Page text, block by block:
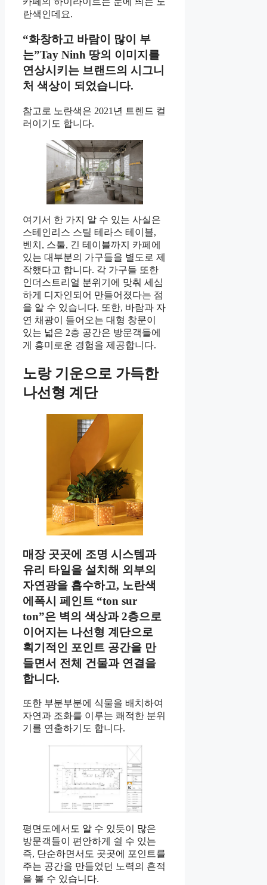
란색인데요.
“화창하고 바람이 많이 부
는”Tay Ninh 땅의 이미지를
연상시키는 브랜드의 시그니
처 색상이 되었습니다.
참고로 노란색은 2021년 트렌드 컬
러이기도 합니다.
여기서 한 가지 알 수 있는 사실은
스테인리스 스틸 테라스 테이블,
벤치, 스툴, 긴 테이블까지 카페에
있는 대부분의 가구들을 별도로 제
작했다고 합니다. 각 가구들 또한
인더스트리얼 분위기에 맞춰 세심
하게 디자인되어 만들어졌다는 점
을 알 수 있습니다. 또한, 바람과 자
연 채광이 들어오는 대형 창문이
있는 넓은 2층 공간은 방문객들에
게 흥미로운 경험을 제공합니다.
노랑 기운으로 가득한
나선형 계단
매장 곳곳에 조명 시스템과
유리 타일을 설치해 외부의
자연광을 흡수하고, 노란색
에폭시 페인트 “ton sur
ton”은 벽의 색상과 2층으로
이어지는 나선형 계단으로
획기적인 포인트 공간을 만
들면서 전체 건물과 연결을
합니다.
또한 부분부분에 식물을 배치하여
자연과 조화를 이루는 쾌적한 분위
기를 연출하기도 합니다.
평면도에서도 알 수 있듯이 많은
방문객들이 편안하게 쉴 수 있는
즉, 단순하면서도 곳곳에 포인트를
주는 공간을 만들었던 노력의 흔적
을 볼 수 있습니다.